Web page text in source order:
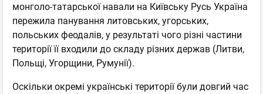
монголо-татарської навали на Київську Русь Україна
пережила панування литовських, угорських,
польських феодалів, у результаті чого різні частини
території її входили до складу різних держав (Литви,
Польщі, Угорщини, Румунії).
Оскільки окремі українські території були довгий час